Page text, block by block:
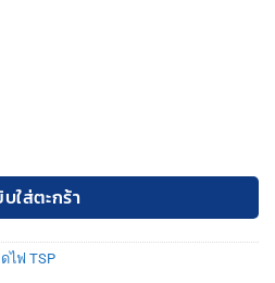
มอร์ TSP ชิ้น
ใส่ตะกร้า
ไฟ TSP